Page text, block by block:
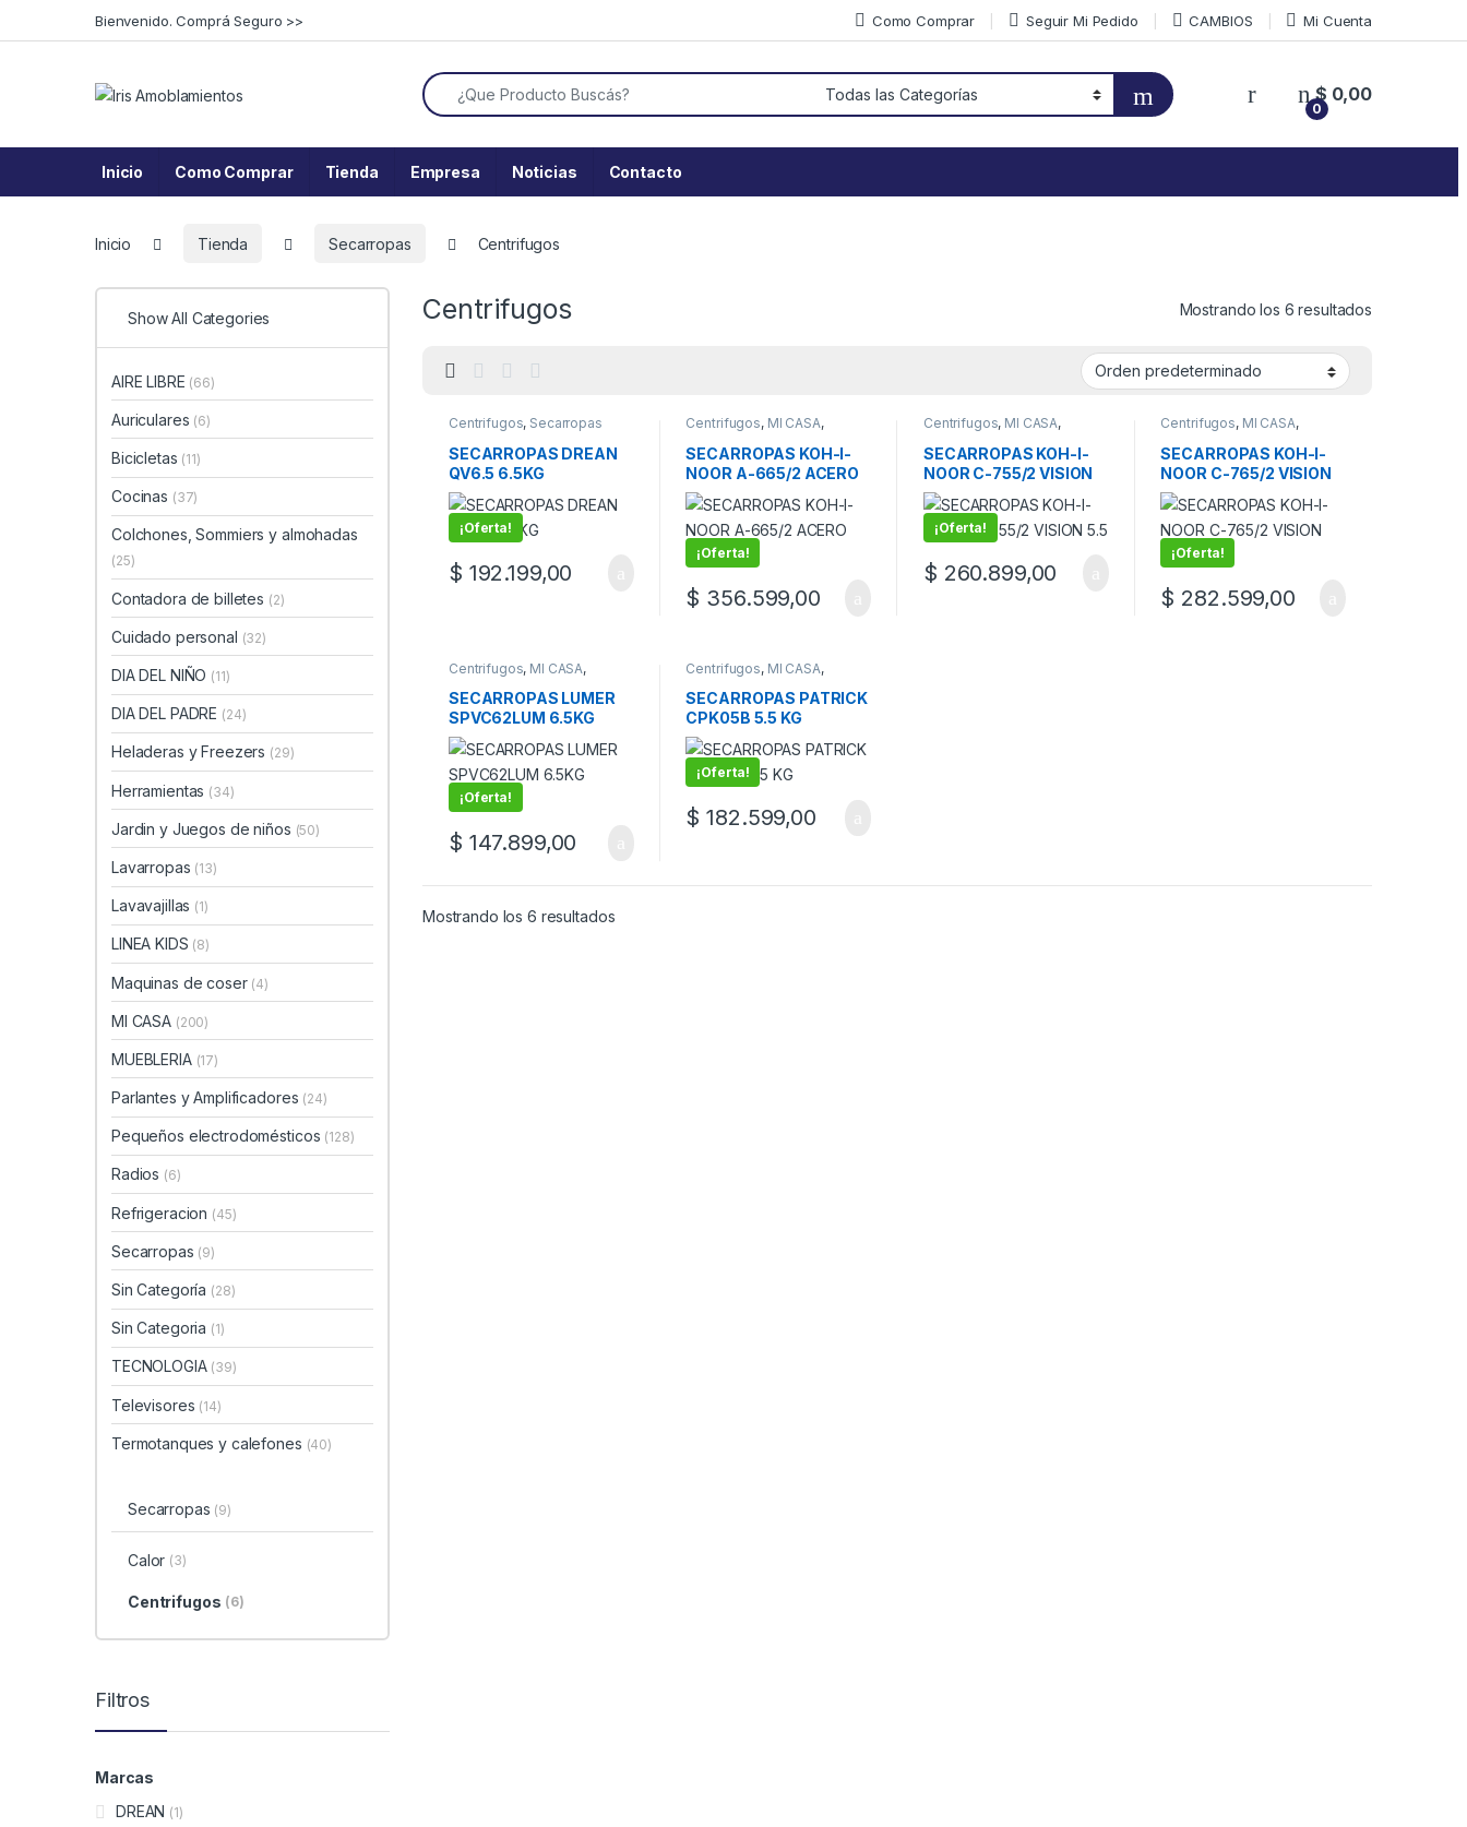
Bienvenido. Comprá Seguro >> Como Comprar Seguir Mi Pedido CAMBIOS Mi Cuenta
Search for:
0
$ 0,00
Inicio Como Comprar Tienda Empresa Noticias Contacto
Inicio Tienda Secarropas Centrifugos
Centrifugos Mostrando los 6 resultados
Centrifugos, Secarropas
SECARROPAS DREAN
QV6.5 6.5KG
¡Oferta!
$ 192.199,00
Centrifugos, MI CASA,
Secarropas
SECARROPAS KOH-I-
NOOR A-665/2 ACERO
6.5K
¡Oferta!
$ 356.599,00
Centrifugos, MI CASA,
Secarropas
SECARROPAS KOH-I-
NOOR C-755/2 VISION
5.5
¡Oferta!
$ 260.899,00
Centrifugos, MI CASA,
Secarropas
SECARROPAS KOH-I-
NOOR C-765/2 VISION
6.5
¡Oferta!
$ 282.599,00
Centrifugos, MI CASA,
Secarropas
SECARROPAS LUMER
SPVC62LUM 6.5KG
BLANCO
¡Oferta!
$ 147.899,00
Centrifugos, MI CASA,
Secarropas
SECARROPAS PATRICK
CPK05B 5.5 KG
¡Oferta!
$ 182.599,00
Mostrando los 6 resultados
Show All Categories
AIRE LIBRE (66)
Auriculares (6)
Bicicletas (11)
Cocinas (37)
Colchones, Sommiers y almohadas
(25)
Contadora de billetes (2)
Cuidado personal (32)
DIA DEL NIÑO (11)
DIA DEL PADRE (24)
Heladeras y Freezers (29)
Herramientas (34)
Jardin y Juegos de niños (50)
Lavarropas (13)
Lavavajillas (1)
LINEA KIDS (8)
Maquinas de coser (4)
MI CASA (200)
MUEBLERIA (17)
Parlantes y Amplificadores (24)
Pequeños electrodomésticos (128)
Radios (6)
Refrigeracion (45)
Secarropas (9)
Sin Categoría (28)
Sin Categoria (1)
TECNOLOGIA (39)
Televisores (14)
Termotanques y calefones (40)
Secarropas (9)
Calor (3)
Centrifugos (6)
Filtros
Marcas
DREAN (1)